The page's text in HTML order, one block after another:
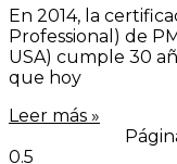
En 2014, la
Professional) de
USA) cumple 30
que hoy
Leer más »